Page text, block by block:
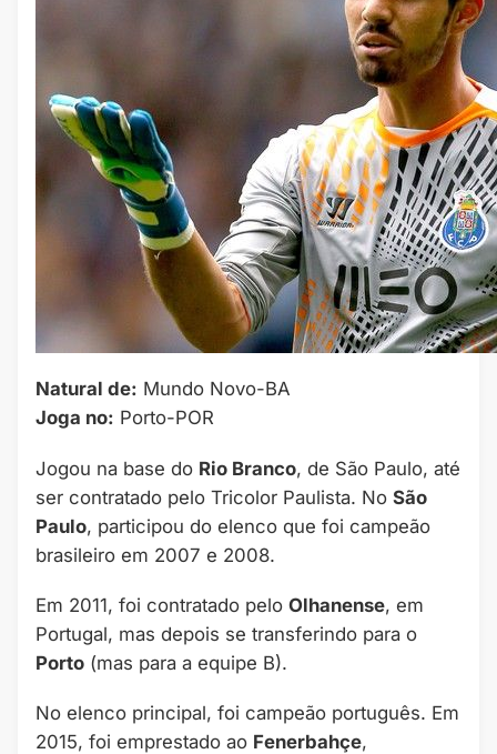
Natural de: Mundo Novo-BA
Joga no: Porto-POR
Jogou na base do Rio Branco, de São Paulo, até
ser contratado pelo Tricolor Paulista. No São
Paulo, participou do elenco que foi campeão
brasileiro em 2007 e 2008.
Em 2011, foi contratado pelo Olhanense, em
Portugal, mas depois se transferindo para o
Porto (mas para a equipe B).
No elenco principal, foi campeão português. Em
2015, foi emprestado ao Fenerbahçe,